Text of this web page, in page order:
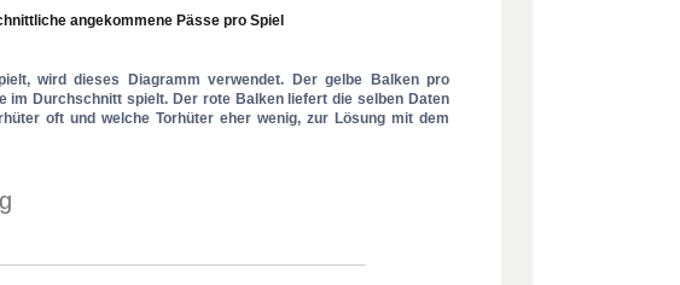
wird dieses Diagramm verwendet. Der gelbe Balken pro
im Durchschnitt spielt. Der rote Balken liefert die selben Daten
oft und welche Torhüter eher wenig, zur Lösung mit dem